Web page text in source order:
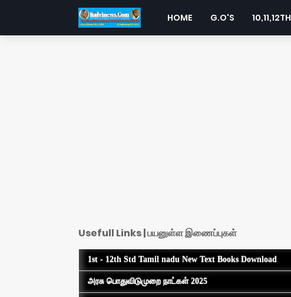
HOME G.O'S 10,11,12TH
Usefull Links | பயனுள்ள இணைப்புகள்
1st - 12th Std Tamil nadu New Text Books Download
அரசு பொதுவிடுமுறை நாட்கள் 2025